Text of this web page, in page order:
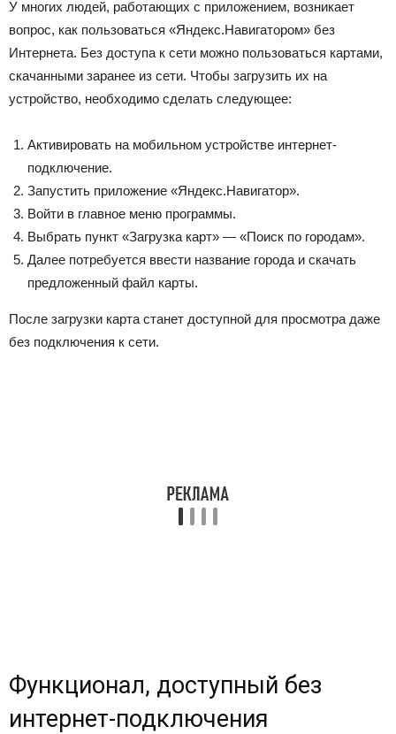
У многих людей, работающих с приложением, возникает
вопрос, как пользоваться «Яндекс.Навигатором» без
Интернета. Без доступа к сети можно пользоваться картами,
скачанными заранее из сети. Чтобы загрузить их на
устройство, необходимо сделать следующее:
Активировать на мобильном устройстве интернет-
подключение.
Запустить приложение «Яндекс.Навигатор».
Войти в главное меню программы.
Выбрать пункт «Загрузка карт» — «Поиск по городам».
Далее потребуется ввести название города и скачать
предложенный файл карты.
После загрузки карта станет доступной для просмотра даже
без подключения к сети.
Функционал, доступный без
интернет-подключения